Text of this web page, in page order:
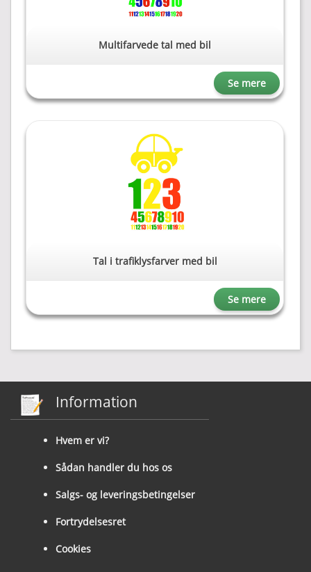
Multifarvede tal med bil
Se mere
Tal i trafiklysfarver med bil
Se mere
Information
Hvem er vi?
Sådan handler du hos os
Salgs- og leveringsbetingelser
Fortrydelsesret
Cookies